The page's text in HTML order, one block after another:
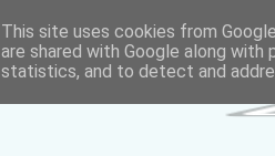
This site uses cookies from
are shared with Google along
statistics, and to detect and